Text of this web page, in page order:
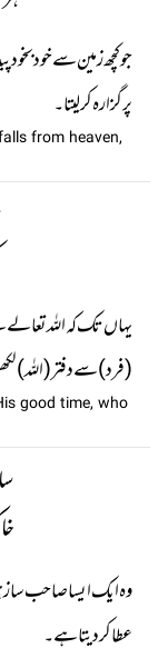
جو کچھ زمین سے خود بخود
پر گزارہ کر لیتا۔
from heaven,
یہاں تک کہ اللہ
(فرد) سے دفتر (اللہ)
good time, who
وہ ایک ایسا صاحب ساز
عطا کر دیتا ہے۔